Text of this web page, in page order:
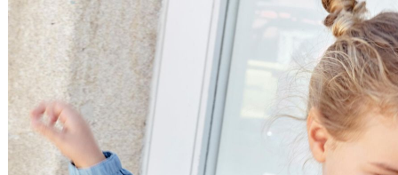
Relevância
Preço Crescente
Preço Decrescente
Nome do Produto A - Z
Nome do Produto Z - A
Filtrar & Ordenar